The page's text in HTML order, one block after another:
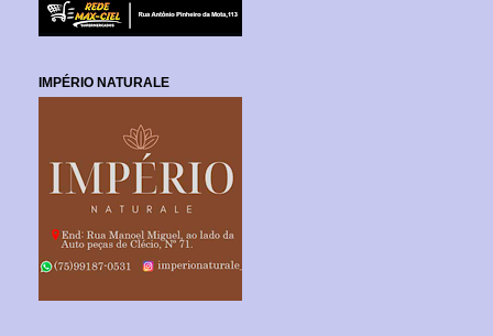
IMPÉRIO NATURALE